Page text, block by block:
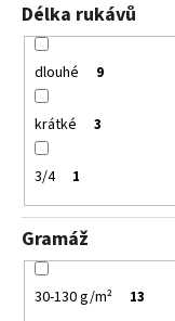
Délka rukávů
dlouhé 9
krátké 3
3/4 1
Gramáž
30-130 g/m² 13